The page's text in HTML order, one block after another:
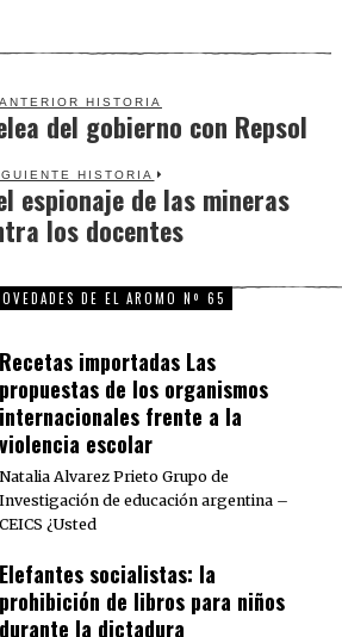
ANTERIOR HISTORIA
Previous
post:
del gobierno con Repsol
HISTORIA
Next
post:
espionaje de las mineras
los docentes
DE EL AROMO Nº 65
Recetas importadas Las
propuestas de los organismos
internacionales frente a la
violencia escolar
Natalia Alvarez Prieto Grupo de
Investigación de educación argentina –
CEICS ¿Usted
Elefantes socialistas: la
prohibición de libros para niños
durante la dictadura